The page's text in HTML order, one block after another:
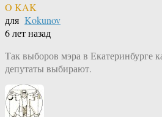
O KAK
для Kokunov
6 лет назад
Так выборов мэра в Екатеринбурге
депутаты выбирают.